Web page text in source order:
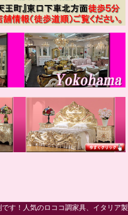
す！人気のロココ調家具、イタリア製